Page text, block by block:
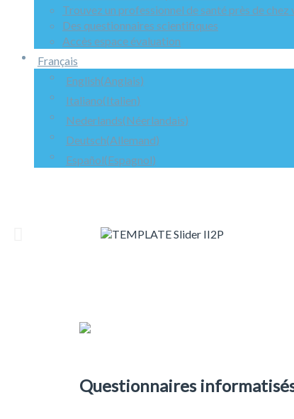
Trouvez un professionnel de santé près de chez
Des questionnaires scientifiques
Accès espace évaluation
Français
English(Anglais)
Italiano(Italien)
Nederlands(Néerlandais)
Deutsch(Allemand)
Español(Espagnol)
Questionnaires